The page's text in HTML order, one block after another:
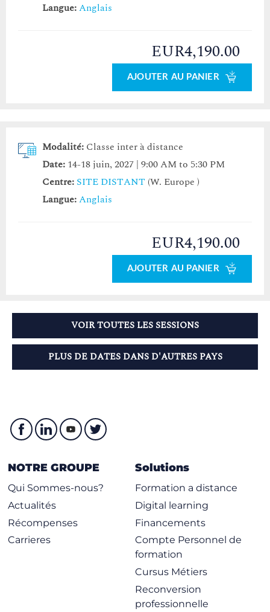
Langue:Anglais
EUR4,190.00
AJOUTER AU PANIER
Modalité: Classe inter à distance
Date: 14-18 juin, 2027 | 9:00 AM to 5:30 PM
Centre: SITE DISTANT (W. Europe )
Langue:Anglais
EUR4,190.00
AJOUTER AU PANIER
VOIR TOUTES LES SESSIONS
PLUS DE DATES DANS D'AUTRES PAYS
NOTRE GROUPE
Qui Sommes-nous?
Actualités
Récompenses
Carrieres
Solutions
Formation a distance
Digital learning
Financements
Compte Personnel de
formation
Cursus Métiers
Reconversion
professionnelle